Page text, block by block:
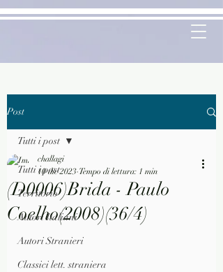
Post
Tutti i post
Territorio
Autori Italiani
Autori Stranieri
Classici lett. straniera
Tutti i post
(D0006)Brida - Paulo
Coelho(2008)(36/4)
challagi
10 dic 2023 Tempo di lettura: 1 min